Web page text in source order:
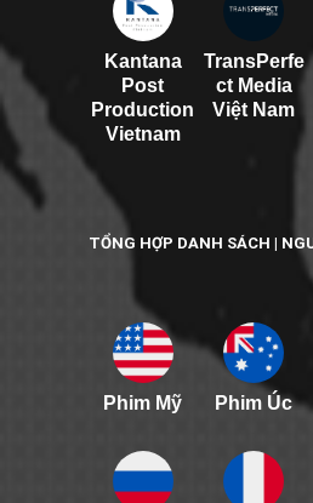
Kantana
Post
Production
Vietnam
TransPerfe
ct Media
Việt Nam
TỔNG HỢP DANH SÁCH |
Phim Mỹ Phim Úc